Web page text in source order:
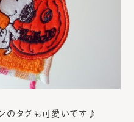
のタグも可愛いです♪